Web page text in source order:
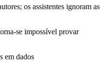
os assistentes ignoram as
se impossível provar
em dados